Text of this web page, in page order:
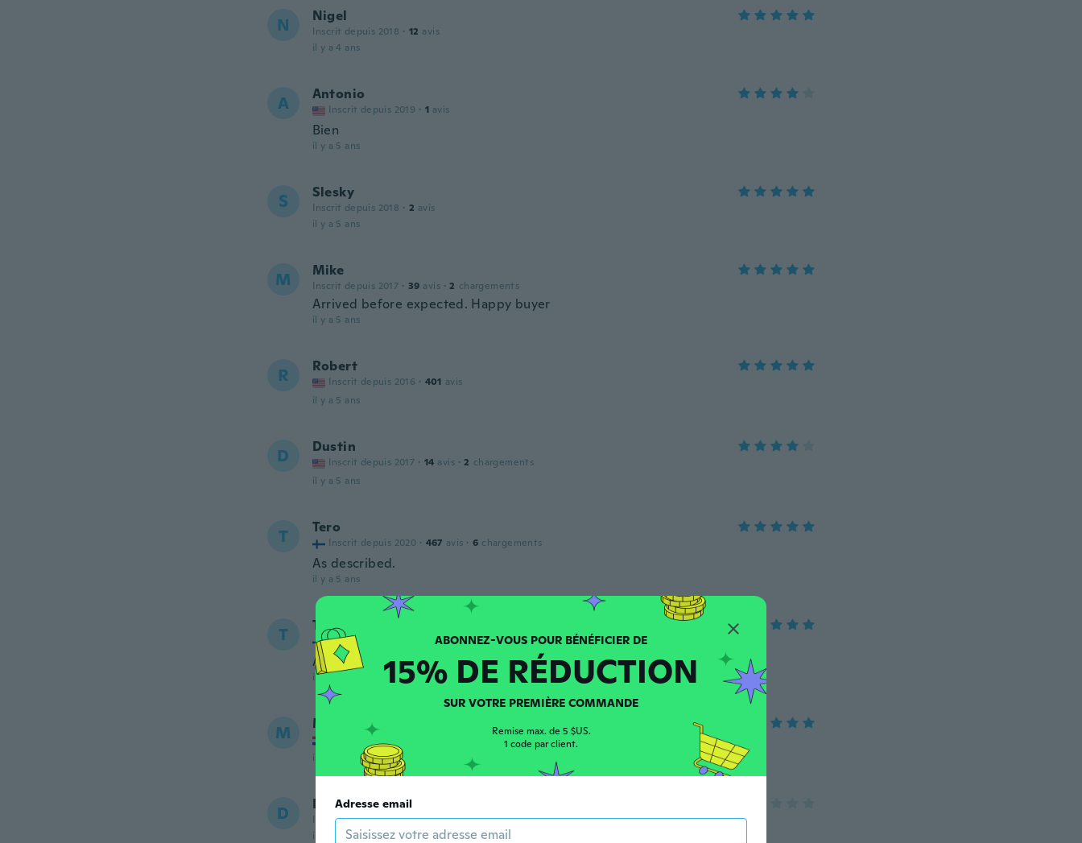
N Nigel
Inscrit depuis 2018 · 12 avis
il y a 4 ans
A Antonio
Inscrit depuis 2019 · 1 avis
Bien
il y a 5 ans
S Slesky
Inscrit depuis 2018 · 2 avis
il y a 5 ans
M Mike
Inscrit depuis 2017 · 39 avis · 2 chargements
Arrived before expected. Happy buyer
il y a 5 ans
R Robert
Inscrit depuis 2016 · 401 avis
il y a 5 ans
D Dustin
Inscrit depuis 2017 · 14 avis · 2 chargements
il y a 5 ans
T Tero
Inscrit depuis 2020 · 467 avis · 6 chargements
As described.
il y a 5 ans
T Tero
Inscrit depuis 2020 467 avis 6 chargements
As described.
il y a 5 ans
M Matija
Inscrit depuis 2018
il y a 5 ans
D Daniel
Inscrit depuis 2018 · 65 avis · 6 chargements
il y a 6 ans
15% DE RÉDUCTION
SUR VOTRE PREMIÈRE COMMANDE
Remise max. de 5 $US.
1 code par client.
Adresse email